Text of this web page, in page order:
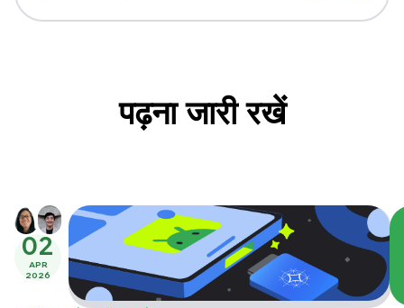
पढ़ना जारी रखें
02
APR
2026